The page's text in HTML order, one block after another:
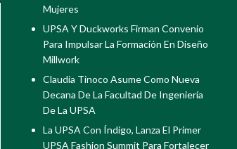
Mujeres
UPSA Y Duckworks Firman Convenio
Para Impulsar La Formación En Diseño
Millwork
Claudia Tinoco Asume Como Nueva
Decana De La Facultad De Ingeniería
De La UPSA
La UPSA Con Índigo, Lanza El Primer
UPSA Fashion Summit Para Fortalecer